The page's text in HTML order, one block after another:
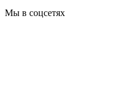
Мы в соцсетях